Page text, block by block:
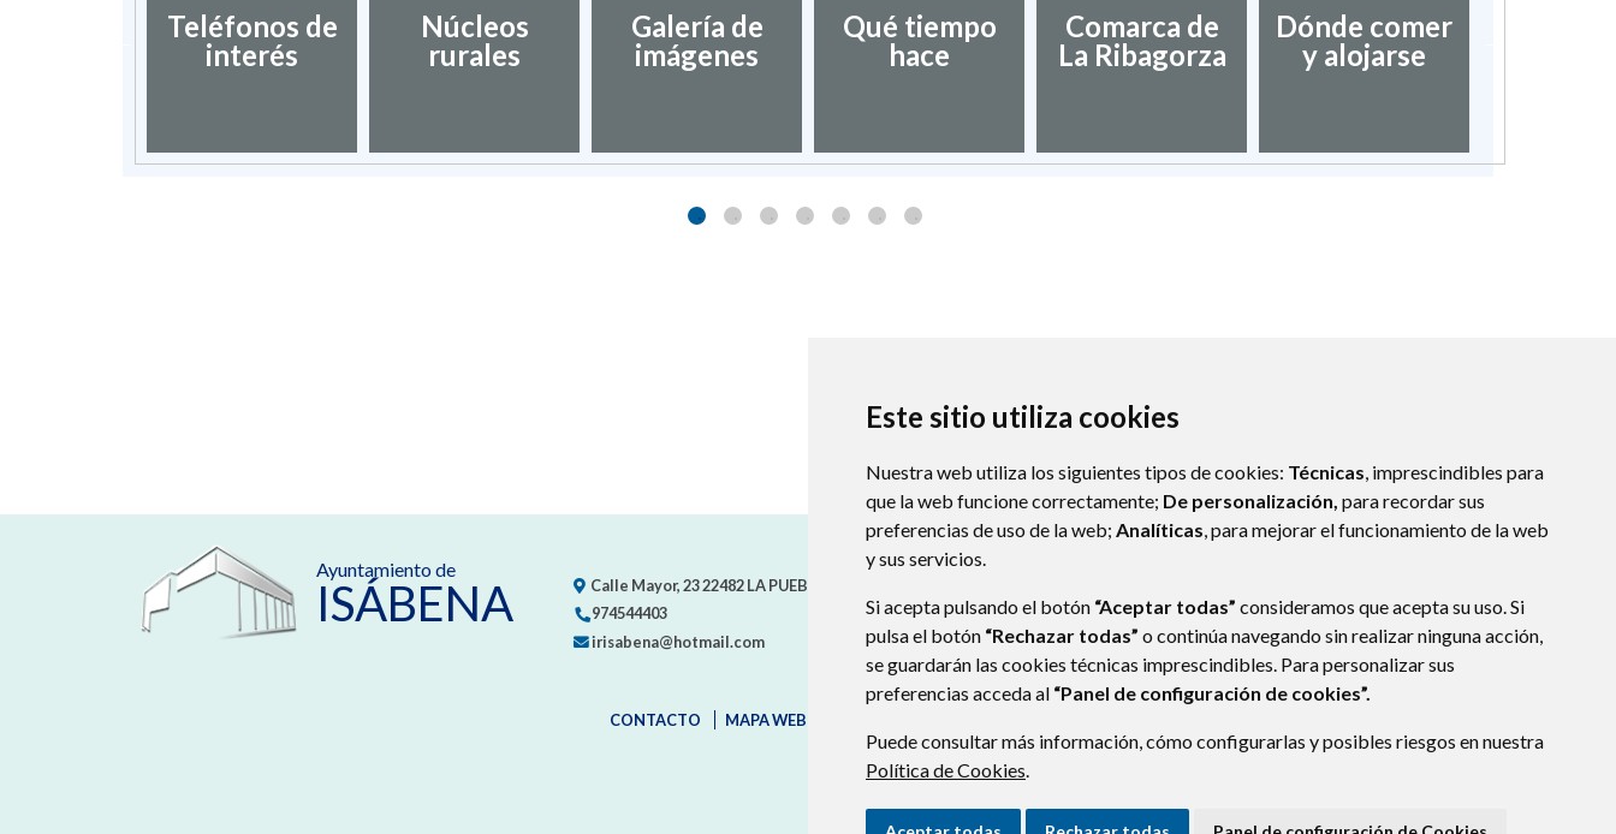
Este sitio utiliza cookies
Nuestra web utiliza los siguientes tipos de cookies: Técnicas, imprescindibles para
que la web funcione correctamente; De personalización, para recordar sus
preferencias de uso de la web; Analíticas, para mejorar el funcionamiento de la web
y sus servicios.
Si acepta pulsando el botón “Aceptar todas” consideramos que acepta su uso. Si
pulsa el botón “Rechazar todas” o continúa navegando sin realizar ninguna acción,
se guardarán las cookies técnicas imprescindibles. Para personalizar sus
preferencias acceda al “Panel de configuración de cookies”.
Puede consultar más información, cómo configurarlas y posibles riesgos en nuestra
Política de Cookies.
Teléfonos de
interés
Núcleos
rurales
Galería de
imágenes
Qué tiempo
hace
Comarca de
La Ribagorza
Dónde comer
y alojarse
Ayuntamiento de
ISÁBENA Calle Mayor, 2322482LA PUEBLA DE RODA (HUESCA)
974544403
irisabena@hotmail.com
CONTACTO MAPA WEB